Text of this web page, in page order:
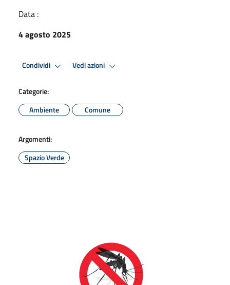
Data :
4 agosto 2025
Condividi Vedi azioni
Categorie:
Ambiente
Comune
Argomenti:
Spazio Verde